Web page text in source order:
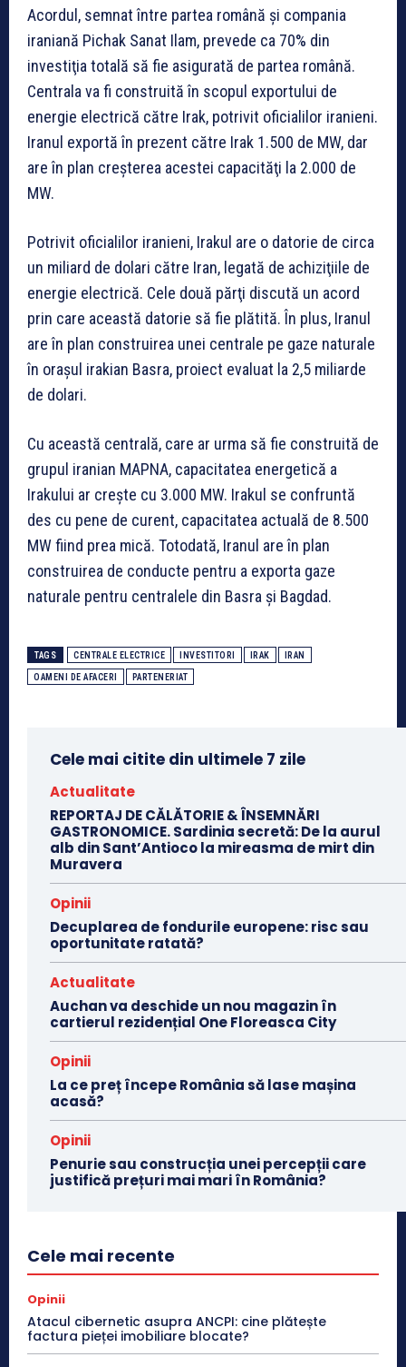
Acordul, semnat între partea română şi compania
iraniană Pichak Sanat Ilam, prevede ca 70% din
investiţia totală să fie asigurată de partea română.
Centrala va fi construită în scopul exportului de
energie electrică către Irak, potrivit oficialilor iranieni.
Iranul exportă în prezent către Irak 1.500 de MW, dar
are în plan creşterea acestei capacităţi la 2.000 de
MW.
Potrivit oficialilor iranieni, Irakul are o datorie de circa
un miliard de dolari către Iran, legată de achiziţiile de
energie electrică. Cele două părţi discută un acord
prin care această datorie să fie plătită. În plus, Iranul
are în plan construirea unei centrale pe gaze naturale
în oraşul irakian Basra, proiect evaluat la 2,5 miliarde
de dolari.
Cu această centrală, care ar urma să fie construită de
grupul iranian MAPNA, capacitatea energetică a
Irakului ar creşte cu 3.000 MW. Irakul se confruntă
des cu pene de curent, capacitatea actuală de 8.500
MW fiind prea mică. Totodată, Iranul are în plan
construirea de conducte pentru a exporta gaze
naturale pentru centralele din Basra şi Bagdad.
TAGS CENTRALE ELECTRICE INVESTITORI IRAK IRAN
OAMENI DE AFACERI PARTENERIAT
Cele mai citite din ultimele 7 zile
Actualitate
REPORTAJ DE CĂLĂTORIE & ÎNSEMNĂRI
GASTRONOMICE. Sardinia secretă: De la aurul
alb din Sant’Antioco la mireasma de mirt din
Muravera
Opinii
Decuplarea de fondurile europene: risc sau
oportunitate ratată?
Actualitate
Auchan va deschide un nou magazin în
cartierul rezidențial One Floreasca City
Opinii
La ce preț începe România să lase mașina
acasă?
Opinii
Penurie sau construcția unei percepții care
justifică prețuri mai mari în România?
Cele mai recente
Opinii
Atacul cibernetic asupra ANCPI: cine plătește
factura pieței imobiliare blocate?